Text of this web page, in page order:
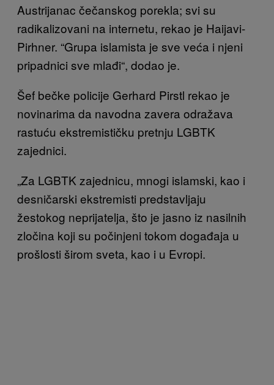
Austrijanac čečanskog porekla; svi su
radikalizovani na internetu, rekao je Haijavi-
Pirhner. “Grupa islamista je sve veća i njeni
pripadnici sve mlađi“, dodao je.
Šef bečke policije Gerhard Pirstl rekao je
novinarima da navodna zavera odražava
rastuću ekstremističku pretnju LGBTK
zajednici.
„Za LGBTK zajednicu, mnogi islamski, kao i
desničarski ekstremisti predstavljaju
žestokog neprijatelja, što je jasno iz nasilnih
zločina koji su počinjeni tokom događaja u
prošlosti širom sveta, kao i u Evropi.